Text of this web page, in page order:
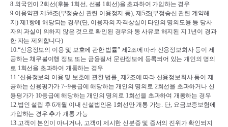
8.외국인이 2회선(후불 1회선, 선불 1회선)을 초과하여 가입하는 경우
9.이용약관 제 56조(부정송신 관련 이용정지 등), 제 5조(부정송신 관련 계약해
지 ) 제 1항에 해당되는 경우(단, 이용자의 자격상실이 타인의 명의도용 등 당사
자의 과실이 의하지 않은 것으로 확인된 경우와 동 사유로 해지된 지 1년이 경과
한 자는 제외합니다)
10.“신용정보의 이용 및 보호에 관한 법률” 제 2조에 따라 신용정보회사 등이 제
공하는 채무불이행 정보 또는 금융질서 문란정보에 등록되어 있는 개인의 명의
로 1회선을 초과하여 개통하는 경우
11.˹신용정보의 이용 및 보호에 관한 법률 ˼ 제 2조에 따라 신용정보회사 등이 제
공하는 신용평가가 7~9등급에 해당하는 개인의 명의로 2회선을 초과하거나 신
용평가가 10등급에 해당하는 개인의 명의로 1회선을 초과하여 개통하는 경우
12.법인 설립 후 6개월 이내 신설법인은 1회선만 개통 가능. 단, 요금보증보험에
가입하는 경우 추가 개통 가능
13.고객이 본인이 아니거나, 고객이 제시한 신분증 및 증서의 진위가 확인되지